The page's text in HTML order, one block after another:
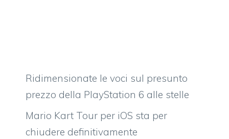
Ridimensionate le voci sul presunto
prezzo della PlayStation 6 alle stelle
Mario Kart Tour per iOS sta per
chiudere definitivamente